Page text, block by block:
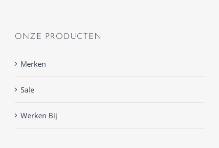
ONZE PRODUCTEN
Merken
Sale
Werken Bij